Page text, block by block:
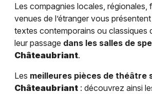
Les compagnies locales, régionales,
venues de l’étranger vous
textes contemporains ou classiques
leur passage dans les salles de
Châteaubriant.
Les meilleures pièces de théâtre
Châteaubriant : découvrez ainsi